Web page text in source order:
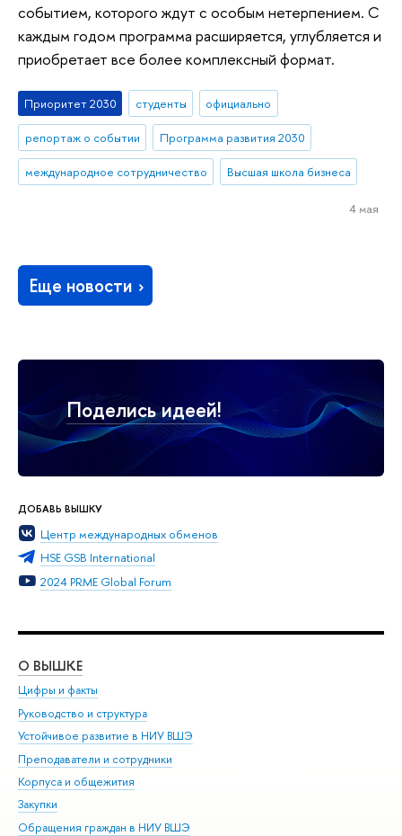
Поделись идеей!
ДОБАВЬ ВЫШКУ
Центр международных обменов
HSE GSB International
2024 PRME Global Forum
событием, которого ждут с особым нетерпением. С
каждым годом программа расширяется, углубляется и
приобретает все более комплексный формат.
Приоритет 2030 студенты официально
репортаж о событии Программа развития 2030
международное сотрудничество Высшая школа бизнеса
4 мая
Еще новости
О ВЫШКЕ
Цифры и факты
Руководство и структура
Устойчивое развитие в НИУ ВШЭ
Преподаватели и сотрудники
Корпуса и общежития
Закупки
Обращения граждан в НИУ ВШЭ